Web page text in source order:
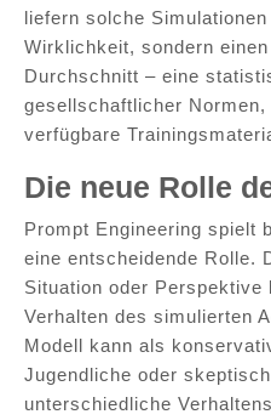
liefern solche
Wirklichkeit, sondern
Durchschnitt – eine
gesellschaftlicher Normen,
verfügbare
Die neue Rolle
Prompt Engineering spielt
eine entscheidende Rolle.
Situation oder
Verhalten des simulierten
Modell kann als
Jugendliche oder
unterschiedliche